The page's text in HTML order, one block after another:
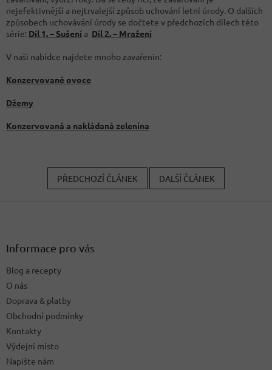
nejefektivnější a nejtrvalejší způsob uchování letní úrody. O dalších
způsobech uchovávání úrody se dočtete v předchozích dílech této
série: Díl 1. – Sušení a Díl 2. – Mražení
V naši nabídce najdete mnoho zavařenin:
Konzervované ovoce
Džemy
Konzervovaná a nakládaná zelenina
PŘEDCHOZÍ ČLÁNEK DALŠÍ ČLÁNEK
Informace pro vás
Blog a recepty
O nás
Doprava & platby
Obchodní podmínky
Kontakty
Výdejní místo
Napište nám